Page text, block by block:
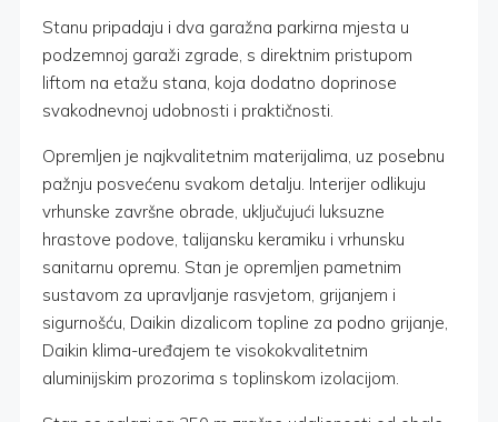
Stanu pripadaju i dva garažna parkirna mjesta u
podzemnoj garaži zgrade, s direktnim pristupom
liftom na etažu stana, koja dodatno doprinose
svakodnevnoj udobnosti i praktičnosti.
Opremljen je najkvalitetnim materijalima, uz posebnu
pažnju posvećenu svakom detalju. Interijer odlikuju
vrhunske završne obrade, uključujući luksuzne
hrastove podove, talijansku keramiku i vrhunsku
sanitarnu opremu. Stan je opremljen pametnim
sustavom za upravljanje rasvjetom, grijanjem i
sigurnošću, Daikin dizalicom topline za podno grijanje,
Daikin klima-uređajem te visokokvalitetnim
aluminijskim prozorima s toplinskom izolacijom.